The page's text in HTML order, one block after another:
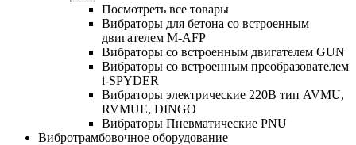
Посмотреть все товары
Вибраторы для бетона со встроенным
двигателем M-AFP
Вибраторы со встроенным двигателем GUN
Вибраторы со встроенным преобразователем
i-SPYDER
Вибраторы электрические 220B тип AVMU,
RVMUE, DINGO
Вибраторы Пневматические PNU
Вибротрамбовочное оборудование